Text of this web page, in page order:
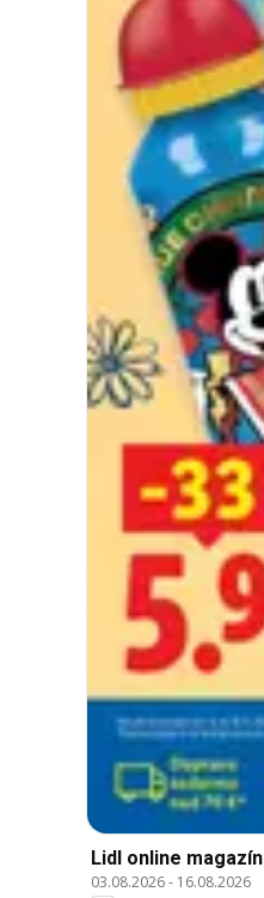
Lidl online magazín
03.08.2026- 16.08.2026